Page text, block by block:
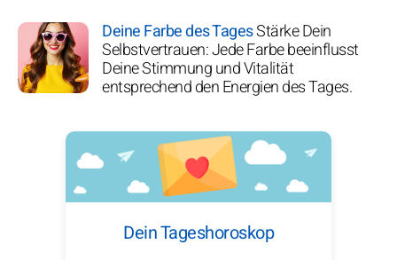
Deine Farbe des TagesStärke Dein
Selbstvertrauen: Jede Farbe beeinflusst
Deine Stimmung und Vitalität
entsprechend den Energien des Tages.
Dein Tageshoroskop